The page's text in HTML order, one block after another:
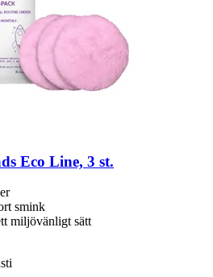
Eco Line, 3 st.
smink
miljövänligt sätt